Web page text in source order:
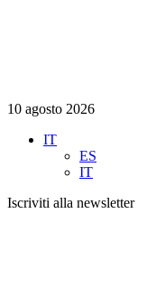
10 agosto 2026
IT
ES
IT
Iscriviti alla newsletter